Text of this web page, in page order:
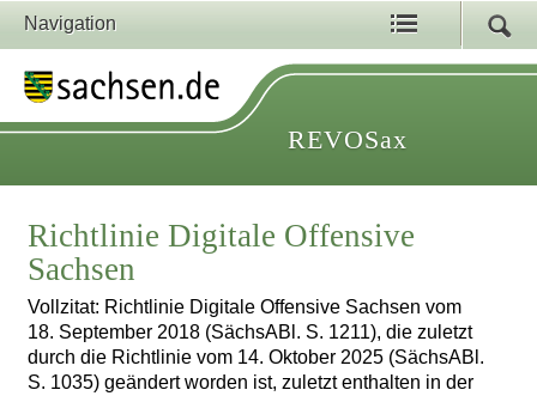
Navigation
REVOSax
Richtlinie Digitale Offensive
Sachsen
Vollzitat: Richtlinie Digitale Offensive Sachsen vom
18. September 2018 (SächsABl. S. 1211), die zuletzt
durch die Richtlinie vom 14. Oktober 2025 (SächsABl.
S. 1035) geändert worden ist, zuletzt enthalten in der